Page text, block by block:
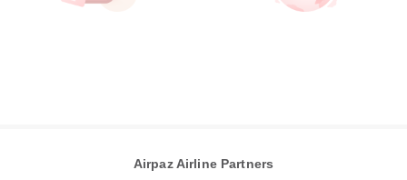
Airpaz Airline Partners